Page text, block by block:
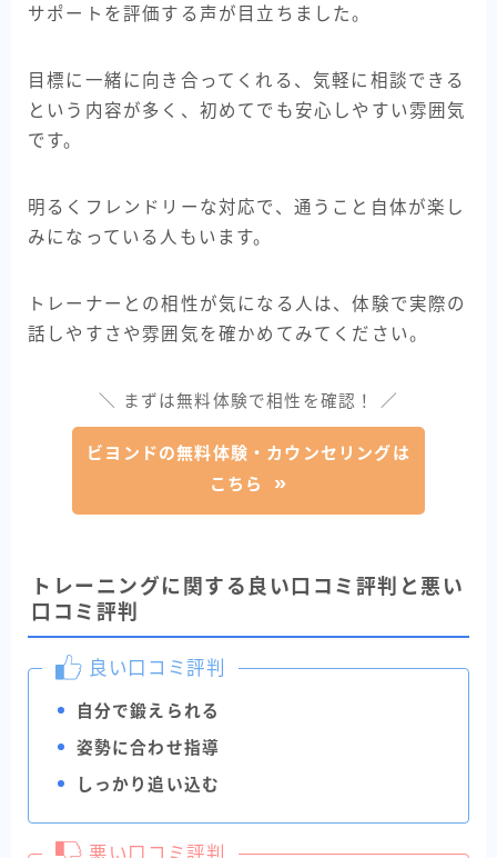
サポートを評価する声が目立ちました。
目標に一緒に向き合ってくれる、気軽に相談できる
という内容が多く、初めてでも安心しやすい雰囲気
です。
明るくフレンドリーな対応で、通うこと自体が楽し
みになっている人もいます。
トレーナーとの相性が気になる人は、体験で実際の
話しやすさや雰囲気を確かめてみてください。
＼ まずは無料体験で相性を確認！ ／
ビヨンドの無料体験・カウンセリングは
こちら
トレーニングに関する良い口コミ評判と悪い
口コミ評判
良い口コミ評判
自分で鍛えられる
姿勢に合わせ指導
しっかり追い込む
悪い口コミ評判